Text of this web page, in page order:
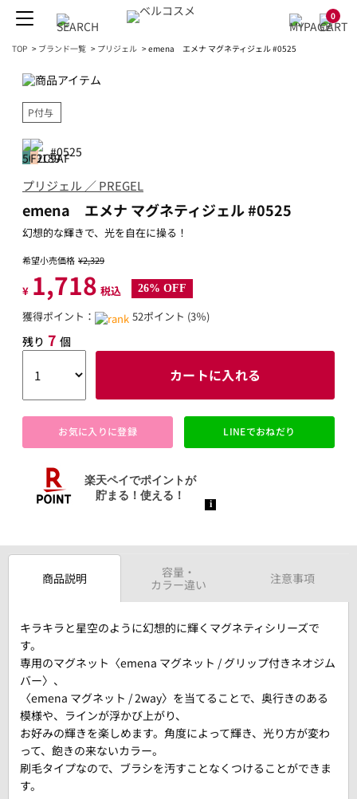
0
TOP > ブランド一覧 > プリジェル >emena エメナ マグネティジェル #0525
P付与
#0525
プリジェル ／ PREGEL
emena エメナ マグネティジェル #0525
幻想的な輝きで、光を自在に操る！
希望小売価格 ¥2,329
¥ 1,718 税込 26% OFF
獲得ポイント： 52ポイント (3％)
残り 7 個
カートに入れる
お気に入りに登録 LINEでおねだり
商品説明
容量・
カラー違い
注意事項
キラキラと星空のように幻想的に輝くマグネティシリーズで
す。
専用のマグネット〈emena マグネット / グリップ付きネオジム
バー〉、
〈emena マグネット / 2way〉を当てることで、奥行きのある
模様や、ラインが浮かび上がり、
お好みの輝きを楽しめます。角度によって輝き、光り方が変わ
って、飽きの来ないカラー。
刷毛タイプなので、ブラシを汚すことなくつけることができま
す。